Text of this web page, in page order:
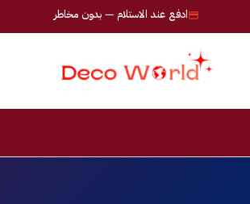
ادفع عند الاستلام — بدون مخاطر